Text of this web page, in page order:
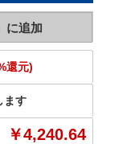
還元)
ます
￥4,240.64